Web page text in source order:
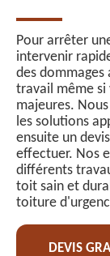
Pour arrêter
intervenir
des dommages
travail même si
majeures.
les solutions
ensuite un
effectuer. Nos
différents
toit sain et
toiture
DEVIS